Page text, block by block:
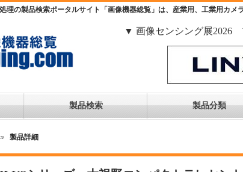
理の製品検索ポータルサイト「画像機器総覧」は、産業用、工業用カメ
▼ 画像センシング展2026
製品検索 製品分類
製品詳細